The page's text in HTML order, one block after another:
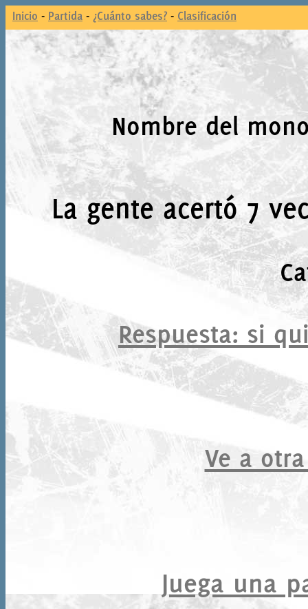
Inicio - Partida - ¿Cuánto sabes? - Clasificación
Nombre del
La gente acertó 7
Respuesta: si
Ve a
Juega una